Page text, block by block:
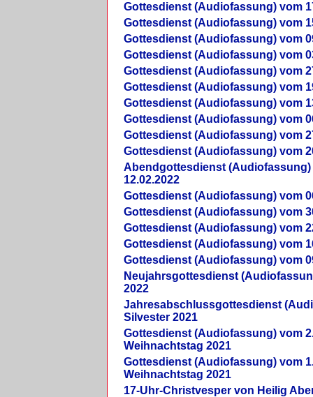
Gottesdienst (Audiofassung) vom
Gottesdienst (Audiofassung) vom
Gottesdienst (Audiofassung) vom
Gottesdienst (Audiofassung) vom
Gottesdienst (Audiofassung) vom
Gottesdienst (Audiofassung) vom
Gottesdienst (Audiofassung) vom
Gottesdienst (Audiofassung) vom
Gottesdienst (Audiofassung) vom
Gottesdienst (Audiofassung) vom
Abendgottesdienst (Audiofassung)
12.02.2022
Gottesdienst (Audiofassung) vom
Gottesdienst (Audiofassung) vom
Gottesdienst (Audiofassung) vom
Gottesdienst (Audiofassung) vom
Gottesdienst (Audiofassung) vom
Neujahrsgottesdienst
2022
Jahresabschlussgottesdienst
Silvester 2021
Gottesdienst (Audiofassung) vom
Weihnachtstag 2021
Gottesdienst (Audiofassung) vom
Weihnachtstag 2021
17-Uhr-Christvesper von Heilig